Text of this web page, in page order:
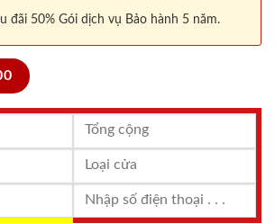
đãi 50% Gói dịch vụ Bảo hành 5 năm.